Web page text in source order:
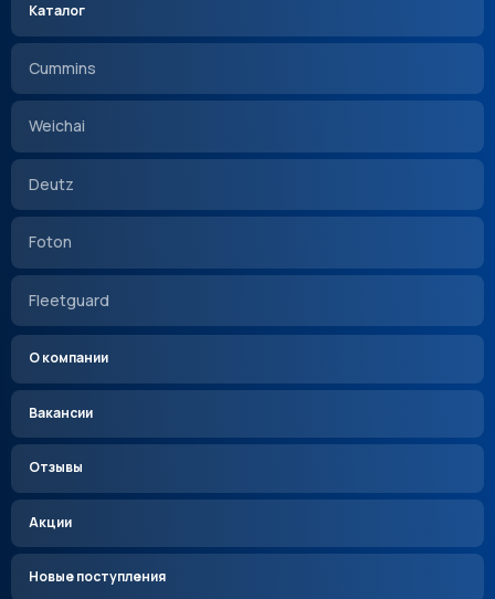
Каталог
Cummins
Weichai
Deutz
Foton
Fleetguard
О компании
Вакансии
Отзывы
Акции
Новые поступления